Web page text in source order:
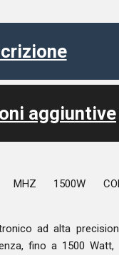
aggiuntive
MHZ 1500W
ad alta
fino a 1500 Watt,